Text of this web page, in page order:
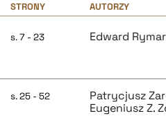
STRONY AUTORZY
s. 7 - 23 Edward Rymar
s. 25 - 52
Patrycjusz
Eugeniusz Z.